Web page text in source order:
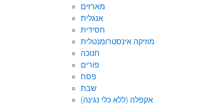
מארזים
אנגלית
חסידית
מוזיקה אינסטרומנטלית
חנוכה
פורים
פסח
שבת
אקפלה (ללא כלי נגינה)